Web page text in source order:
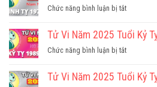
2025
Đinh
Mạng
Chức năng bình luận bị tắtở
Vi
2025
Đinh
Tử Vi Năm 2025 Tuổi Kỷ
Chức năng bình luận bị tắtở
Vi
Tử Vi Năm 2025 Tuổi Kỷ